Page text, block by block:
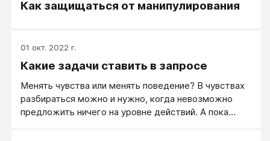
Как защищаться от манипулирования
01 окт. 2022 г.
Какие задачи ставить в запросе
Менять чувства или менять поведение? В чувствах
разбираться можно и нужно, когда невозможно
предложить ничего на уровне действий. А пока